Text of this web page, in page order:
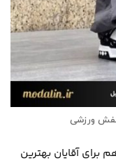
کفش ورزشی
آقایان بهترین